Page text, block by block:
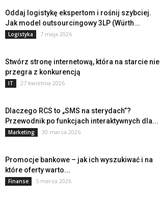
Oddaj logistykę ekspertom i rośnij szybciej.
Jak model outsourcingowy 3LP (Würth...
Logistyka 7 maja 2026
Stwórz stronę internetową, która na starcie nie
przegra z konkurencją
IT 27 kwietnia 2026
Dlaczego RCS to „SMS na sterydach”?
Przewodnik po funkcjach interaktywnych dla...
Marketing 30 marca 2026
Promocje bankowe – jak ich wyszukiwać i na
które oferty warto...
Finanse 5 marca 2026